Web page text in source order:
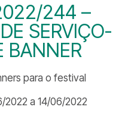
244 –
SERVIÇO-
BANNER
para o festival
2022 a 14/06/2022